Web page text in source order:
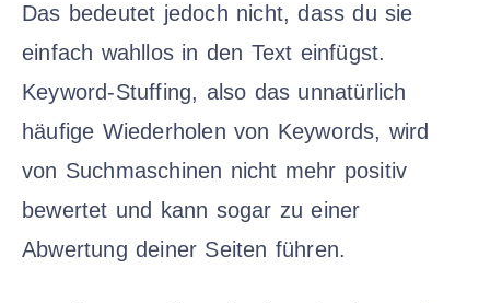
Das bedeutet jedoch nicht, dass du sie
einfach wahllos in den Text einfügst.
Keyword-Stuffing, also das unnatürlich
häufige Wiederholen von Keywords, wird
von Suchmaschinen nicht mehr positiv
bewertet und kann sogar zu einer
Abwertung deiner Seiten führen.